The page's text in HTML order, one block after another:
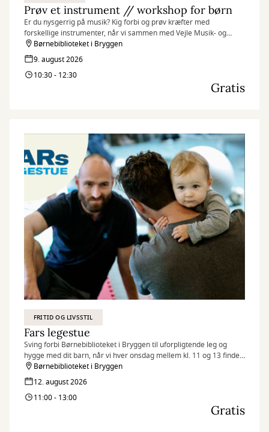
Prøv et instrument // workshop for børn
Er du nysgerrig på musik? Kig forbi og prøv kræfter med
forskellige instrumenter, når vi sammen med Vejle Musik- og
Kulturskole inviterer til et par sjove og inspirerende musikalske
timer på Børnebiblioteket i Bryggen
Børnebiblioteket i Bryggen
9. august 2026
10:30 - 12:30
Gratis
FRITID OG LIVSSTIL
Fars legestue
Sving forbi Børnebiblioteket i Bryggen til uforpligtende leg og
hygge med dit barn, når vi hver onsdag mellem kl. 11 og 13 finder
legetøjet frem og inviterer til Fars legestue.
Børnebiblioteket i Bryggen
12. august 2026
11:00 - 13:00
Gratis